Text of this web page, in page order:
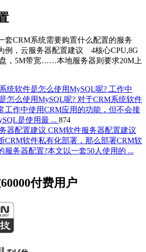
套CRM系统需要购置什么配置的服务
例，云服务器配置建议 4核心CPU,8G
，5M带宽……本地服务器则要求20M上
工作中
怎么使用MySQL呢? 对于CRM系统软件
工作中使用CRM应用的功能，但不会接
是使用最 ... 874
CRM软件服务器配置建议
CRM软件私有化部署，那么部署CRM软
服务器配置?本文以一套50人使用的 ...
60000付费用户